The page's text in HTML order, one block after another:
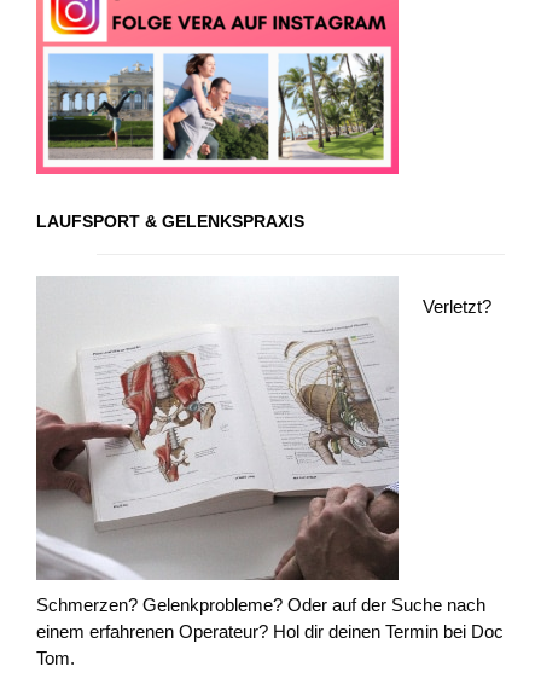
LAUFSPORT & GELENKSPRAXIS
Verletzt?
Schmerzen? Gelenkprobleme? Oder auf der Suche nach
einem erfahrenen Operateur? Hol dir deinen Termin bei Doc
Tom.